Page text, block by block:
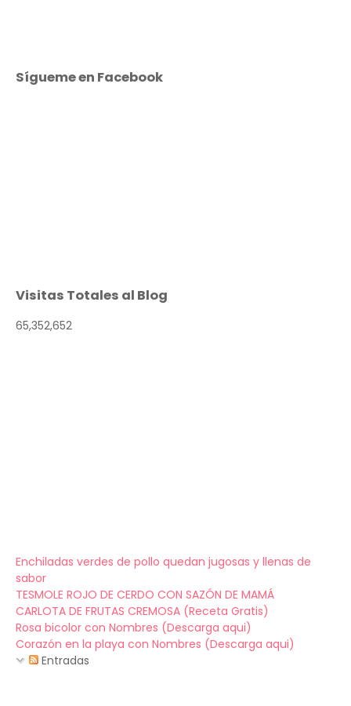
Sígueme en Facebook
Visitas Totales al Blog
65,352,652
Enchiladas verdes de pollo quedan jugosas y llenas de
sabor
TESMOLE ROJO DE CERDO CON SAZÓN DE MAMÁ
CARLOTA DE FRUTAS CREMOSA (Receta Gratis)
Rosa bicolor con Nombres (Descarga aqui)
Corazón en la playa con Nombres (Descarga aqui)
Entradas